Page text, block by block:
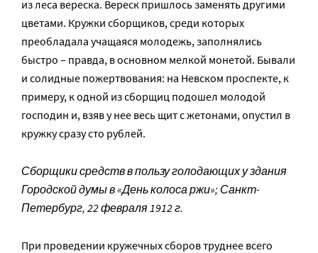
из леса вереска. Вереск пришлось заменять другими
цветами. Кружки сборщиков, среди которых
преобладала учащаяся молодежь, заполнялись
быстро – правда, в основном мелкой монетой. Бывали
и солидные пожертвования: на Невском проспекте, к
примеру, к одной из сборщиц подошел молодой
господин и, взяв у нее весь щит с жетонами, опустил в
кружку сразу сто рублей.
Сборщики средств в пользу голодающих у здания
Городской думы в «День колоса ржи»; Санкт-
Петербург, 22 февраля 1912 г.
При проведении кружечных сборов труднее всего